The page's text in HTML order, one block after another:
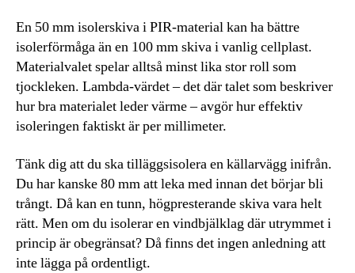
En 50 mm isolerskiva i PIR-material kan ha bättre
isolerförmåga än en 100 mm skiva i vanlig cellplast.
Materialvalet spelar alltså minst lika stor roll som
tjockleken. Lambda-värdet – det där talet som beskriver
hur bra materialet leder värme – avgör hur effektiv
isoleringen faktiskt är per millimeter.
Tänk dig att du ska tilläggsisolera en källarvägg inifrån.
Du har kanske 80 mm att leka med innan det börjar bli
trångt. Då kan en tunn, högpresterande skiva vara helt
rätt. Men om du isolerar en vindbjälklag där utrymmet i
princip är obegränsat? Då finns det ingen anledning att
inte lägga på ordentligt.